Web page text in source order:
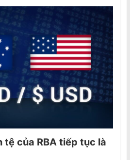
tệ của RBA tiếp tục là